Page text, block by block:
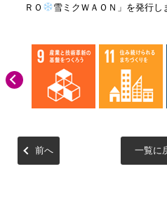
ＲＯ
雪ミクＷＡＯＮ」を発行し
前へ 一覧に